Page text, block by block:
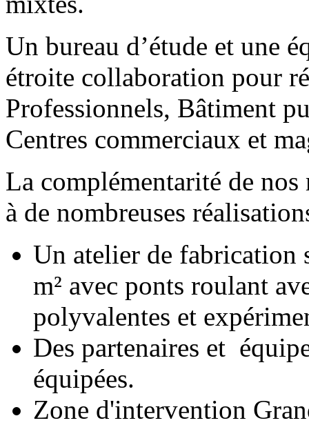
Un bureau d’étude et une
étroite collaboration pour
Professionnels, Bâtiment
Centres commerciaux et
La complémentarité de
à de nombreuses
Un atelier de fabrication
m² avec ponts roulant
polyvalentes et
Des partenaires et
équipées.
Zone d'intervention